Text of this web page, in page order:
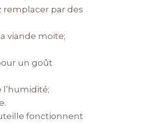
remplacer par des
viande moite;
un goût
fonctionnent